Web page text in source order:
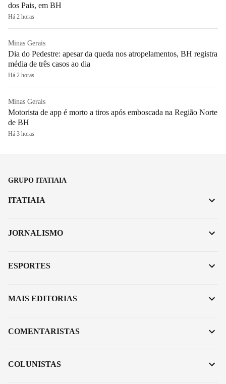
dos Pais, em BH
Há 2 horas
Minas Gerais
Dia do Pedestre: apesar da queda nos atropelamentos, BH registra
média de três casos ao dia
Há 2 horas
Minas Gerais
Motorista de app é morto a tiros após emboscada na Região Norte
de BH
Há 3 horas
GRUPO ITATIAIA
ITATIAIA
JORNALISMO
ESPORTES
MAIS EDITORIAS
COMENTARISTAS
COLUNISTAS